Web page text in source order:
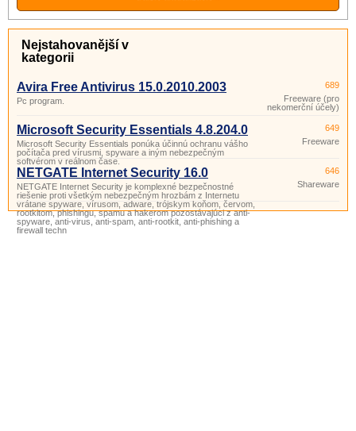
Nejstahovanější v
kategorii
Avira Free Antivirus 15.0.2010.2003
Pc program.
689
Freeware (pro
nekomerční účely)
Microsoft Security Essentials 4.8.204.0
Microsoft Security Essentials ponúka účinnú ochranu vášho
počítača pred vírusmi, spyware a iným nebezpečným
softvérom v reálnom čase.
649
Freeware
NETGATE Internet Security 16.0
NETGATE Internet Security je komplexné bezpečnostné
riešenie proti všetkým nebezpečným hrozbám z Internetu
vrátane spyware, vírusom, adware, trójskym koňom, červom,
rootkitom, phishingu, spamu a hakerom pozostávajúci z anti-
spyware, anti-virus, anti-spam, anti-rootkit, anti-phishing a
firewall techn
646
Shareware